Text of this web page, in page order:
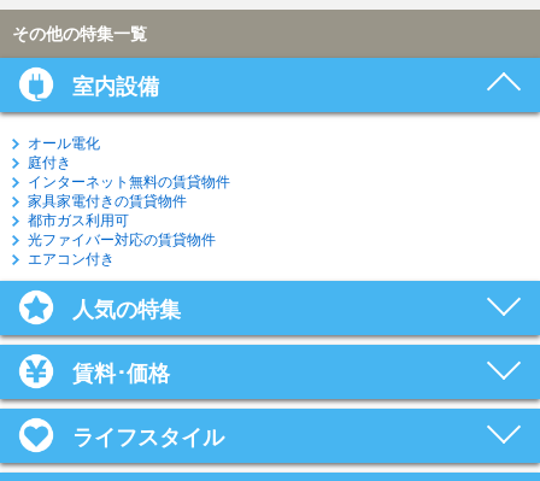
その他の特集一覧
室内設備
オール電化
庭付き
インターネット無料の賃貸物件
家具家電付きの賃貸物件
都市ガス利用可
光ファイバー対応の賃貸物件
エアコン付き
人気の特集
賃料･価格
ライフスタイル